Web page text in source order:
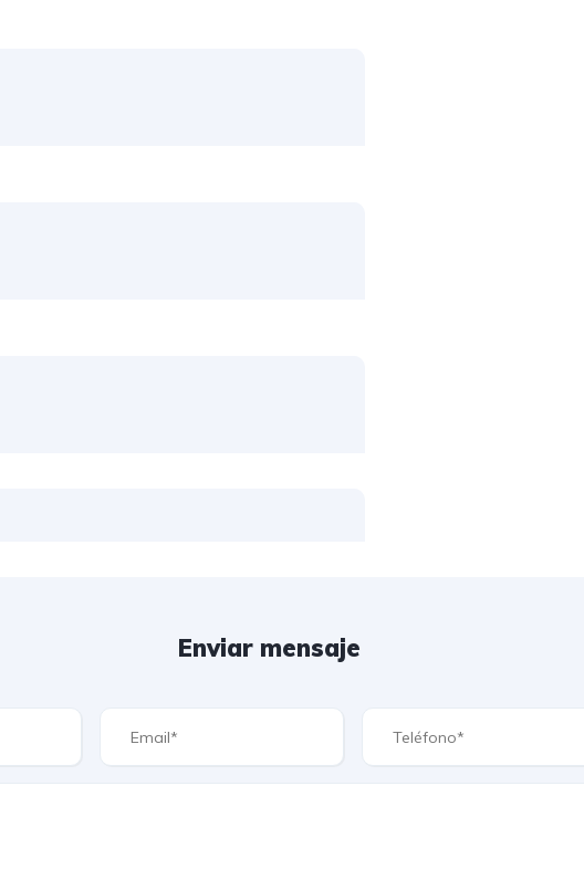
Enviar mensaje